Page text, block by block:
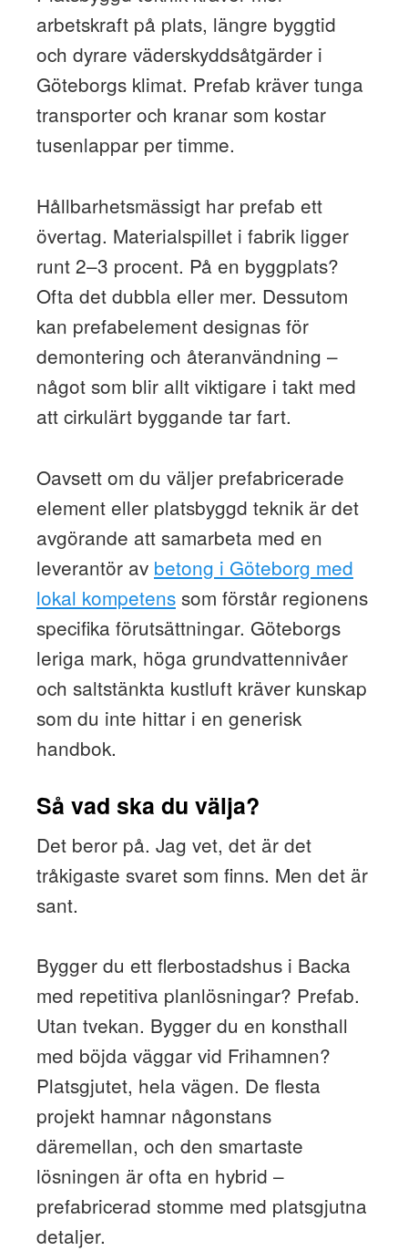
arbetskraft på plats, längre byggtid
och dyrare väderskyddsåtgärder i
Göteborgs klimat. Prefab kräver tunga
transporter och kranar som kostar
tusenlappar per timme.
Hållbarhetsmässigt har prefab ett
övertag. Materialspillet i fabrik ligger
runt 2–3 procent. På en byggplats?
Ofta det dubbla eller mer. Dessutom
kan prefabelement designas för
demontering och återanvändning –
något som blir allt viktigare i takt med
att cirkulärt byggande tar fart.
Oavsett om du väljer prefabricerade
element eller platsbyggd teknik är det
avgörande att samarbeta med en
leverantör av betong i Göteborg med
lokal kompetenssom förstår regionens
specifika förutsättningar. Göteborgs
leriga mark, höga grundvattennivåer
och saltstänkta kustluft kräver kunskap
som du inte hittar i en generisk
handbok.
Så vad ska du välja?
Det beror på. Jag vet, det är det
tråkigaste svaret som finns. Men det är
sant.
Bygger du ett flerbostadshus i Backa
med repetitiva planlösningar? Prefab.
Utan tvekan. Bygger du en konsthall
med böjda väggar vid Frihamnen?
Platsgjutet, hela vägen. De flesta
projekt hamnar någonstans
däremellan, och den smartaste
lösningen är ofta en hybrid –
prefabricerad stomme med platsgjutna
detaljer.